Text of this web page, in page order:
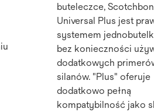
buteleczce,
Universal Plus jest
systemem
bez konieczności
dodatkowych
silanów. "Plus" oferuje
dodatkowo pełną
kompatybilność jako